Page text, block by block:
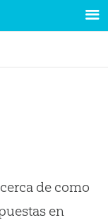
de como
en